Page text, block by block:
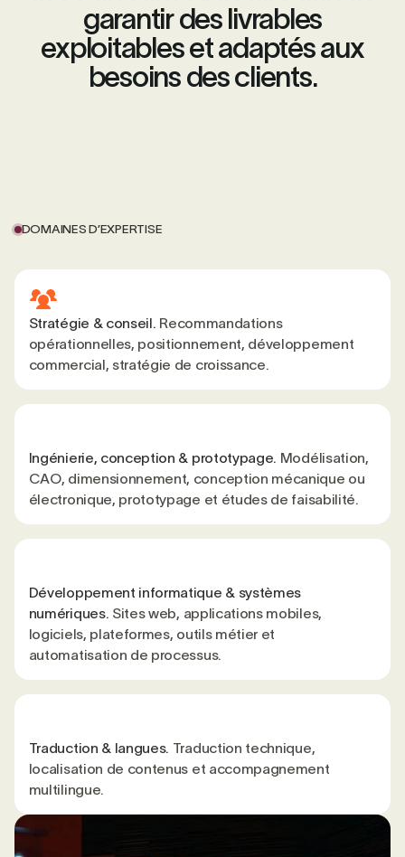
garantir des livrables
exploitables et adaptés aux
besoins des clients.
DOMAINES D’EXPERTISE
Stratégie & conseil. Recommandations
opérationnelles, positionnement, développement
commercial, stratégie de croissance.
Ingénierie, conception & prototypage. Modélisation,
CAO, dimensionnement, conception mécanique ou
électronique, prototypage et études de faisabilité.
Développement informatique & systèmes
numériques. Sites web, applications mobiles,
logiciels, plateformes, outils métier et
automatisation de processus.
Traduction & langues. Traduction technique,
localisation de contenus et accompagnement
multilingue.